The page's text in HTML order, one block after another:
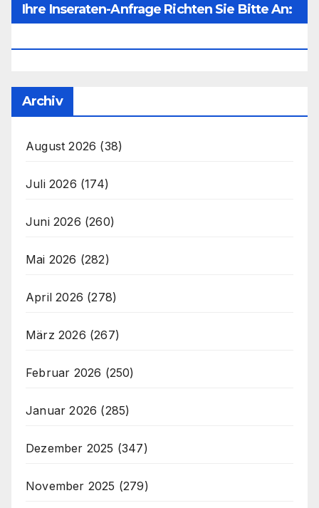
Ihre Inseraten-Anfrage Richten Sie Bitte An:
Archiv
August 2026 (38)
Juli 2026 (174)
Juni 2026 (260)
Mai 2026 (282)
April 2026 (278)
März 2026 (267)
Februar 2026 (250)
Januar 2026 (285)
Dezember 2025 (347)
November 2025 (279)